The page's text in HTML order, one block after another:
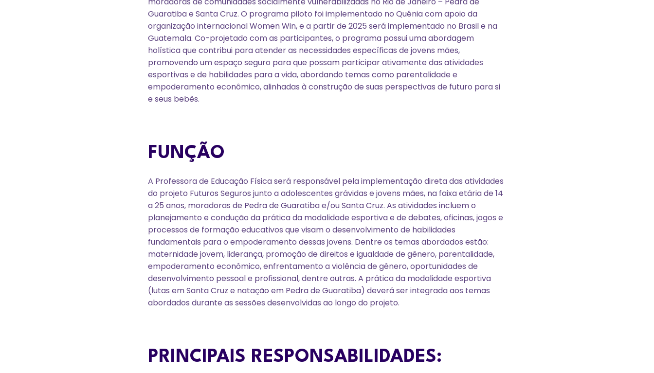
Guaratiba e Santa Cruz. O programa piloto foi implementado no Quênia com apoio da
organização internacional Women Win, e a partir de 2025 será implementado no Brasil e na
Guatemala. Co-projetado com as participantes, o programa possui uma abordagem
holística que contribui para atender as necessidades específicas de jovens mães,
promovendo um espaço seguro para que possam participar ativamente das atividades
esportivas e de habilidades para a vida, abordando temas como parentalidade e
empoderamento econômico, alinhadas à construção de suas perspectivas de futuro para si
e seus bebês.
FUNÇÃO
A Professora de Educação Física será responsável pela implementação direta das atividades
do projeto Futuros Seguros junto a adolescentes grávidas e jovens mães, na faixa etária de 14
a 25 anos, moradoras de Pedra de Guaratiba e/ou Santa Cruz. As atividades incluem o
planejamento e condução da prática da modalidade esportiva e de debates, oficinas, jogos e
processos de formação educativos que visam o desenvolvimento de habilidades
fundamentais para o empoderamento dessas jovens. Dentre os temas abordados estão:
maternidade jovem, liderança, promoção de direitos e igualdade de gênero, parentalidade,
empoderamento econômico, enfrentamento a violência de gênero, oportunidades de
desenvolvimento pessoal e profissional, dentre outras. A prática da modalidade esportiva
(lutas em Santa Cruz e natação em Pedra de Guaratiba) deverá ser integrada aos temas
abordados durante as sessões desenvolvidas ao longo do projeto.
PRINCIPAIS RESPONSABILIDADES: